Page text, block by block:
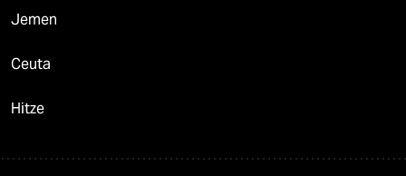
Jemen
Ceuta
Hitze